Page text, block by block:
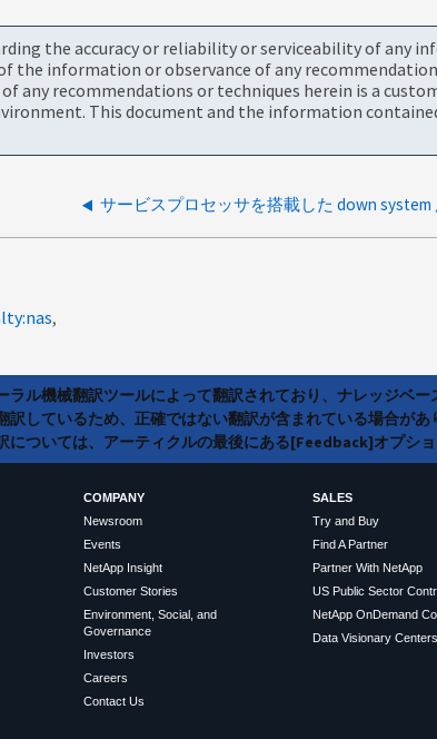
the accuracy or reliability or serviceability of any
the information or observance of any
recommendations or techniques herein is a
This document and the information
ラル機械翻訳ツールによって翻訳されており、ナレッジベ
訳しているため、正確ではない翻訳が含まれている場合が
については、アーティクルの最後にある[Feedback]オプショ
COMPANY
Newsroom
Events
NetApp Insight
Customer Stories
Environment, Social, and
Governance
Investors
Careers
Contact Us
SALES
Try and Buy
Find A Partner
Partner With NetApp
US Public Sector
NetApp OnDemand
Data Visionary Centers